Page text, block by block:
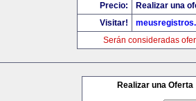
Precio:
Realizar una
Visitar!
Serán consideradas
Realizar una Oferta